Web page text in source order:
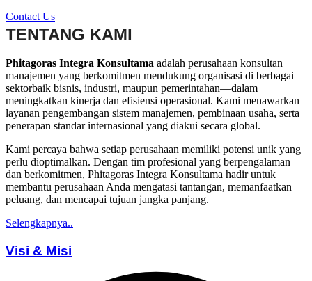
Contact Us
TENTANG KAMI
Phitagoras Integra Konsultama adalah perusahaan konsultan
manajemen yang berkomitmen mendukung organisasi di berbagai
sektorbaik bisnis, industri, maupun pemerintahan—dalam
meningkatkan kinerja dan efisiensi operasional. Kami menawarkan
layanan pengembangan sistem manajemen, pembinaan usaha, serta
penerapan standar internasional yang diakui secara global.
Kami percaya bahwa setiap perusahaan memiliki potensi unik yang
perlu dioptimalkan. Dengan tim profesional yang berpengalaman
dan berkomitmen, Phitagoras Integra Konsultama hadir untuk
membantu perusahaan Anda mengatasi tantangan, memanfaatkan
peluang, dan mencapai tujuan jangka panjang.
Selengkapnya..
Visi & Misi